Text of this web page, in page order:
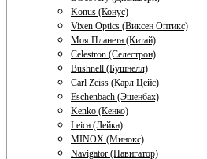
Konus (Конус)
Vixen Optics (Виксен Оптикс)
Моя Планета (Китай)
Celestron (Селестрон)
Bushnell (Бушнелл)
Carl Zeiss (Карл Цейс)
Eschenbach (Эшенбах)
Kenko (Кенко)
Leica (Лейка)
MINOX (Минокс)
Navigator (Навигатор)